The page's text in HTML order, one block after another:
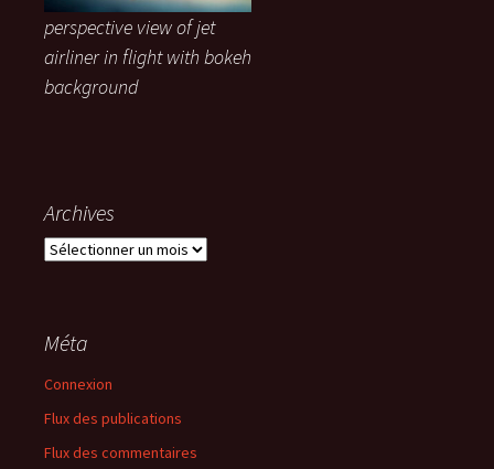
perspective view of jet
airliner in flight with bokeh
background
Archives
Archives
Méta
Connexion
Flux des publications
Flux des commentaires